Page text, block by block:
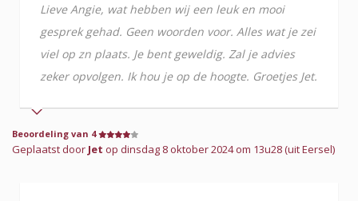
Lieve Angie, wat hebben wij een leuk en mooi
gesprek gehad. Geen woorden voor. Alles wat je zei
viel op zn plaats. Je bent geweldig. Zal je advies
zeker opvolgen. Ik hou je op de hoogte. Groetjes Jet.
Beoordeling van 4
Geplaatst door Jet op dinsdag 8 oktober 2024 om 13u28 (uit Eersel)